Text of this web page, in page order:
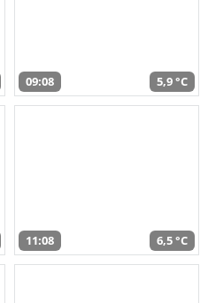
09:08 5,9 °C
11:08 6,5 °C